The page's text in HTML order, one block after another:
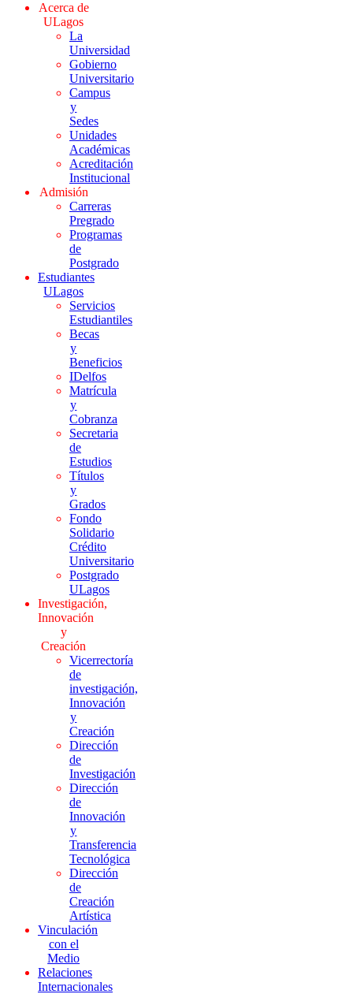
Acerca de
ULagos
La
Universidad
Gobierno
Universitario
Campus
y
Sedes
Unidades
Académicas
Acreditación
Institucional
Admisión
Carreras
Pregrado
Programas
de
Postgrado
Estudiantes
ULagos
Servicios
Estudiantiles
Becas
y
Beneficios
IDelfos
Matrícula
y
Cobranza
Secretaria
de
Estudios
Títulos
y
Grados
Fondo
Solidario
Crédito
Universitario
Postgrado
ULagos
Investigación,
Innovación
y
Creación
Vicerrectoría
de
investigación,
Innovación
y
Creación
Dirección
de
Investigación
Dirección
de
Innovación
y
Transferencia
Tecnológica
Dirección
de
Creación
Artística
Vinculación
con el
Medio
Relaciones
Internacionales